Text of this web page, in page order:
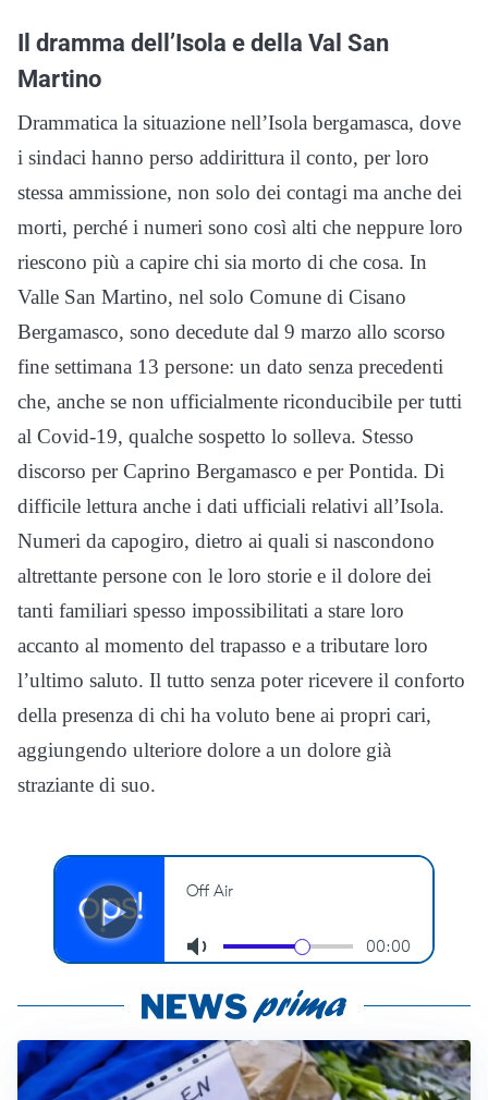
Il dramma dell’Isola e della Val San
Martino
Drammatica la situazione nell’Isola bergamasca, dove
i sindaci hanno perso addirittura il conto, per loro
stessa ammissione, non solo dei contagi ma anche dei
morti, perché i numeri sono così alti che neppure loro
riescono più a capire chi sia morto di che cosa. In
Valle San Martino, nel solo Comune di Cisano
Bergamasco, sono decedute dal 9 marzo allo scorso
fine settimana 13 persone: un dato senza precedenti
che, anche se non ufficialmente riconducibile per tutti
al Covid-19, qualche sospetto lo solleva. Stesso
discorso per Caprino Bergamasco e per Pontida. Di
difficile lettura anche i dati ufficiali relativi all’Isola.
Numeri da capogiro, dietro ai quali si nascondono
altrettante persone con le loro storie e il dolore dei
tanti familiari spesso impossibilitati a stare loro
accanto al momento del trapasso e a tributare loro
l’ultimo saluto. Il tutto senza poter ricevere il conforto
della presenza di chi ha voluto bene ai propri cari,
aggiungendo ulteriore dolore a un dolore già
straziante di suo.